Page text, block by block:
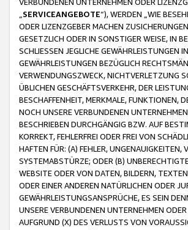
SERVICEANGEBOTE“), WERDEN „WIE
ODER LIZENZGEBER MACHEN
GESETZLICH ODER IN SONSTIGER WEISE, IN
SCHLIESSEN JEGLICHE GEWÄHRLEISTUNGEN
GEWÄHRLEISTUNGEN BEZÜGLICH
VERWENDUNGSZWECK, NICHTVERLETZUNG
ÜBLICHEN GESCHÄFTSVERKEHR, DER
BESCHAFFENHEIT, MERKMALE, FUNKTIONEN,
NOCH UNSERE VERBUNDENEN
BESCHRIEBEN DURCHGÄNGIG BZW. AUF
KORREKT, FEHLERFREI ODER FREI VON
HAFTEN FÜR: (A) FEHLER,
SYSTEMABSTÜRZE; ODER (B)
WEBSITE ODER VON DATEN, BILDERN,
ODER EINER ANDEREN NATÜRLICHEN ODER
GEWÄHRLEISTUNGSANSPRÜCHE, ES SEIN
UNSERE VERBUNDENEN UNTERNEHMEN
AUFGRUND (X) DES VERLUSTS VON